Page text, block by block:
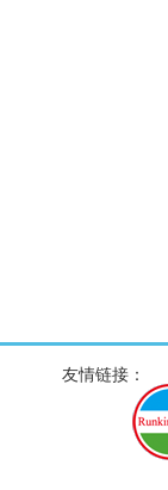
友情链接：